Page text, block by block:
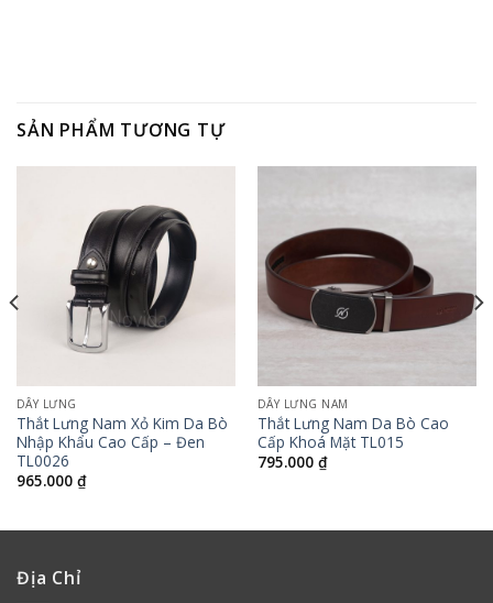
SẢN PHẨM TƯƠNG TỰ
DÂY LƯNG
Thắt Lưng Nam Xỏ Kim Da Bò
Nhập Khẩu Cao Cấp – Đen
TL0026
965.000 ₫
DÂY LƯNG NAM
Thắt Lưng Nam Da Bò Cao
Cấp Khoá Mặt TL015
795.000 ₫
Địa Chỉ